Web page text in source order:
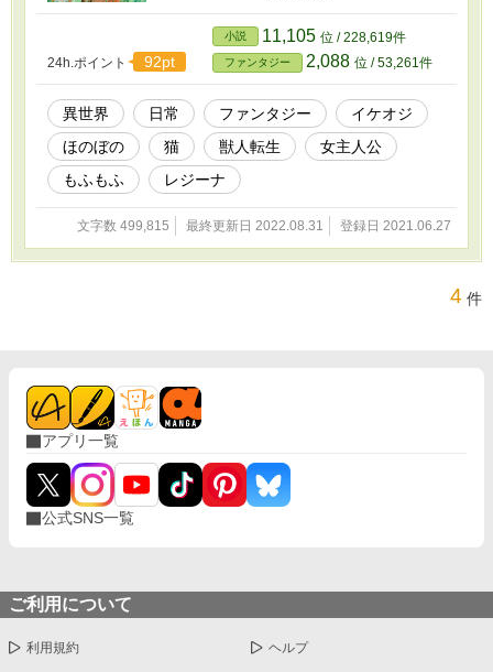
たスキルや能力はそのまま。使っていたアイテ
ムバッグも中身入り！ 冒険者？そんな怖い事は
しません！ 目指せ、自給自足！ ＊小説家になろ
う様でも掲載中です
24h.ポイント 92pt
小説 11,105 位 / 228,619件
ファンタジー 2,088 位 / 53,261件
異世界 日常 ファンタジー
イケオジ
ほのぼの
猫 獣人転生
女主人公
もふもふ
レジーナ
文字数 499,815 最終更新日 2022.08.31 登録日 2021.06.27
4 件
アプリ一覧
公式SNS一覧
ご利用について
利用規約 ヘルプ